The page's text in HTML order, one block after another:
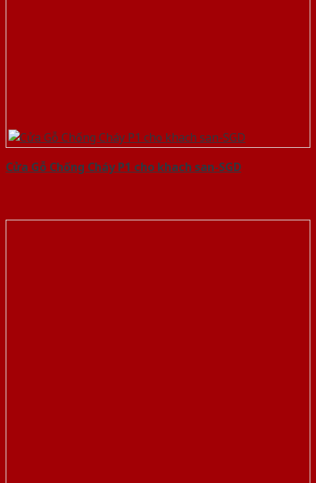
Cửa Gỗ Chống Cháy P1 cho khach san-SGD